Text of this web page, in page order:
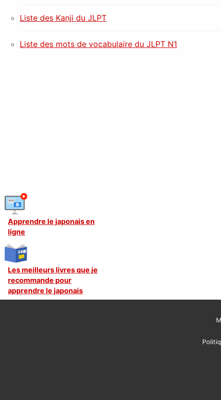
Liste des Kanji du JLPT
Liste des mots de vocabulaire du JLPT N1
Apprendre le japonais en
ligne
Les meilleurs livres que je
recommande pour
apprendre le japonais